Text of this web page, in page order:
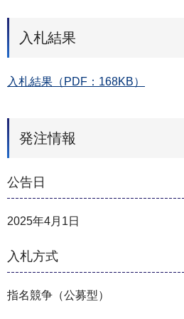
入札結果
入札結果（PDF：168KB）
発注情報
公告日
2025年4月1日
入札方式
指名競争（公募型）